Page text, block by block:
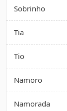
Sobrinho
Tia
Tio
Namoro
Namorada